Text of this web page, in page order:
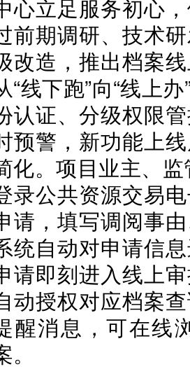
心立足服务初心
前期调研、技术
改造，推出档案
“线下跑”向“线上
认证、分级权限
预警，新功能上
化。项目业主、
录公共资源交易
请，填写调阅事
统自动对申请信
请即刻进入线上
动授权对应档案
醒消息，可在线
。